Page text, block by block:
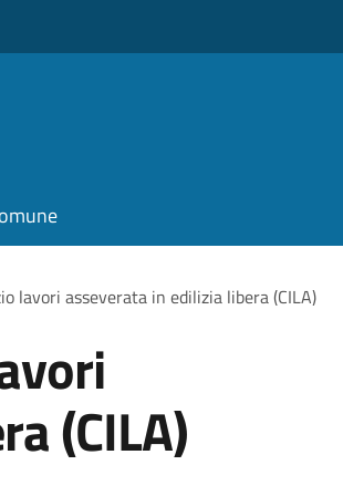
lavori asseverata in edilizia libera (CILA)
(CILA)